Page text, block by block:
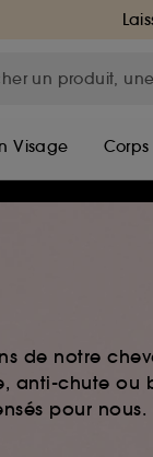
Visage Corps
de notre
anti-chute ou
pour nous.